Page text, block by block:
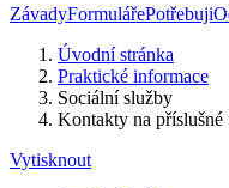
ZávadyFormulářePotřebuji
Úvodní stránka
Praktické informace
Sociální služby
Kontakty na příslušné
Vytisknout